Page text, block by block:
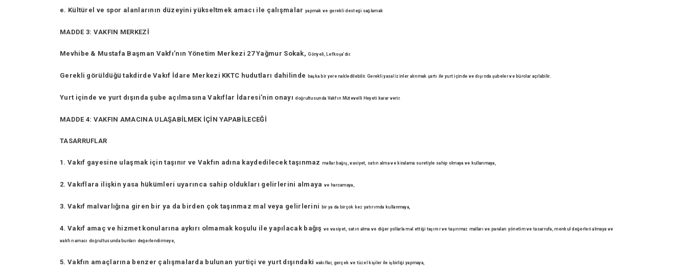
e. Kültürel ve spor alanlarının düzeyini yükseltmek amacı ile çalışmalar yapmak ve gerekli desteği sağlamak
MADDE 3: VAKFIN MERKEZİ
Mevhibe & Mustafa Başman Vakfı’nın Yönetim Merkezi 27 Yağmur Sokak,Gönyeli, Lefkoşa’dır.
Gerekli görüldüğü takdirde Vakıf İdare Merkezi KKTC hudutları dahilinde başka bir yere nakledilebilir. Gerekli yasal izinler alınmak şartı ile yurt içinde ve dışında şubeler ve bürolar açılabilir.
Yurt içinde ve yurt dışında şube açılmasına Vakıflar İdaresi’nin onayıdoğrultusunda Vakfın Mütevelli Heyeti karar verir.
MADDE 4: VAKFIN AMACINA ULAŞABİLMEK İÇİN YAPABİLECEĞİ
TASARRUFLAR
1. Vakıf gayesine ulaşmak için taşınır ve Vakfın adına kaydedilecek taşınmazmallar bağış, vasiyet, satın alma ve kiralama suretiyle sahip olmaya ve kullanmaya,
2. Vakıflara ilişkin yasa hükümleri uyarınca sahip oldukları gelirlerini almaya ve harcamaya,
3. Vakıf malvarlığına giren bir ya da birden çok taşınmaz mal veya gelirlerini bir ya da birçok kez yatırımda kullanmaya,
4. Vakıf amaç ve hizmet konularına aykırı olmamak koşulu ile yapılacak bağışve vasiyet, satın alma ve diğer yollarla mal ettiği taşınır ve taşınmaz mallarıve paraları yönetim ve tasarrufa, menkul değerleri almaya ve
vakfın amacı doğrultusunda bunları değerlendirmeye,
5. Vakfın amaçlarına benzer çalışmalarda bulunan yurtiçi ve yurt dışındaki vakıflar, gerçek ve tüzel kişiler ile işbirliği yapmaya,